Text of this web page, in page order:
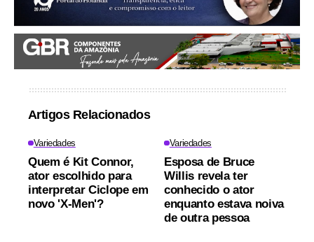
Artigos Relacionados
Variedades
Quem é Kit Connor,
ator escolhido para
interpretar Ciclope em
novo 'X-Men'?
Variedades
Esposa de Bruce
Willis revela ter
conhecido o ator
enquanto estava noiva
de outra pessoa